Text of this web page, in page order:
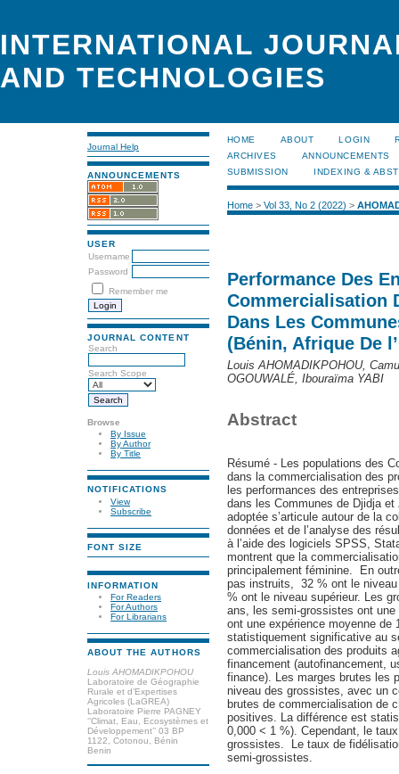
INTERNATIONAL
AND TECHNOLOGIES
Journal Help
ANNOUNCEMENTS
USER
Username
Password
Remember me
JOURNAL CONTENT
Search
Search Scope
Browse
By Issue
By Author
By Title
NOTIFICATIONS
View
Subscribe
FONT SIZE
INFORMATION
For Readers
For Authors
For Librarians
ABOUT THE AUTHORS
Louis AHOMADIKPOHOU
Laboratoire de Géographie
Rurale et d’Expertises
Agricoles (LaGREA)
Laboratoire Pierre PAGNEY
‘’Climat, Eau, Ecosystèmes et
Développement’’ 03 BP
1122, Cotonou, Bénin
Benin
HOME ABOUT LOGIN
ARCHIVES
ANNOUNCEMENTS
SUBMISSION
INDEXING &
Home> Vol 33, No 2 (2022) >
Performance Des
Commercialisation
Dans Les
(Bénin, Afrique De
Louis AHOMADIKPOHOU,
OGOUWALÉ, Ibouraïma YABI
Abstract
Résumé - Les populations des
dans la commercialisation des
les performances des
dans les Communes de Djidja
adoptée s’articule autour de la
données et de l’analyse des
à l’aide des logiciels SPSS,
montrent que la
principalement féminine. En
pas instruits, 32 % ont le
% ont le niveau supérieur. Les
ans, les semi-grossistes ont
ont une expérience moyenne
statistiquement significative au
commercialisation des produits
financement (autofinancement,
finance). Les marges brutes les
niveau des grossistes, avec un
brutes de commercialisation de
positives. La différence est
0,000 < 1 %). Cependant, le
grossistes. Le taux de
semi-grossistes.